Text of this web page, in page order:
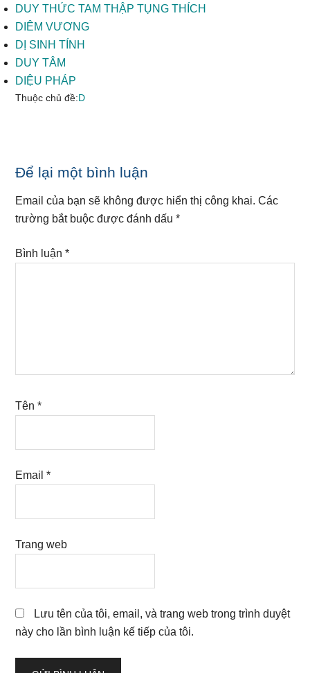
DUY THỨC TAM THẬP TỤNG THÍCH
DIÊM VƯƠNG
DỊ SINH TÍNH
DUY TÂM
DIỆU PHÁP
Thuộc chủ đề:D
Reader
Interactions
Để lại một bình luận
Email của bạn sẽ không được hiển thị công khai. Các
trường bắt buộc được đánh dấu*
Bình luận*
Tên*
Email*
Trang web
Lưu tên của tôi, email, và trang web trong trình duyệt
này cho lần bình luận kế tiếp của tôi.